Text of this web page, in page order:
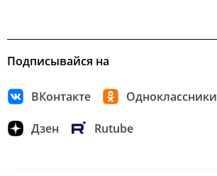
Подписывайся на
ВКонтакте Одноклассники
Дзен Rutube